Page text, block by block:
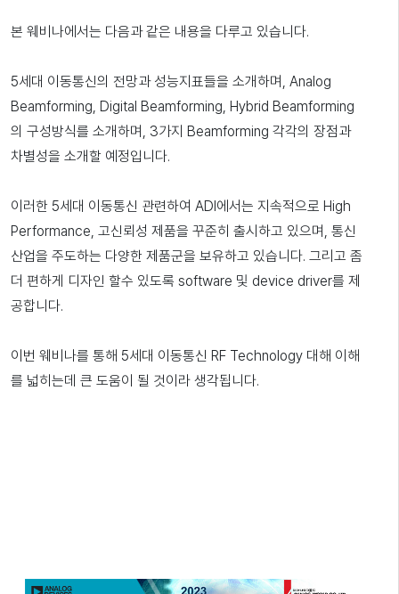
본 웨비나에서는 다음과 같은 내용을 다루고 있습니다.
5세대 이동통신의 전망과 성능지표들을 소개하며, Analog
Beamforming, Digital Beamforming, Hybrid Beamforming
의 구성방식를 소개하며, 3가지 Beamforming 각각의 장점과
차별성을 소개할 예정입니다.
이러한 5세대 이동통신 관련하여 ADI에서는 지속적으로 High
Performance, 고신뢰성 제품을 꾸준히 출시하고 있으며, 통신
산업을 주도하는 다양한 제품군을 보유하고 있습니다. 그리고 좀
더 편하게 디자인 할수 있도록 software 및 device driver를 제
공합니다.
이번 웨비나를 통해 5세대 이동통신 RF Technology 대해 이해
를 넓히는데 큰 도움이 될 것이라 생각됩니다.